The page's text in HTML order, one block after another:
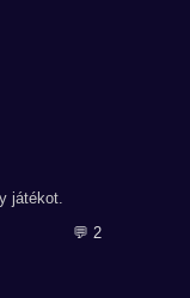
játékot.
💬 2